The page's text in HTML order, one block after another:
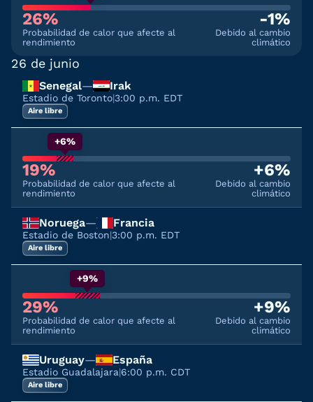
26%
Probabilidad de calor que afecte al
rendimiento
-1%
Debido al cambio
climático
26 de junio
Senegal— Irak
Estadio de Toronto|3:00 p.m. EDT
Aire libre
+6%
19%
Probabilidad de calor que afecte al
rendimiento
+6%
Debido al cambio
climático
Noruega— Francia
Estadio de Boston|3:00 p.m. EDT
Aire libre
+9%
29%
Probabilidad de calor que afecte al
rendimiento
+9%
Debido al cambio
climático
Uruguay— España
Estadio Guadalajara|6:00 p.m. CDT
Aire libre